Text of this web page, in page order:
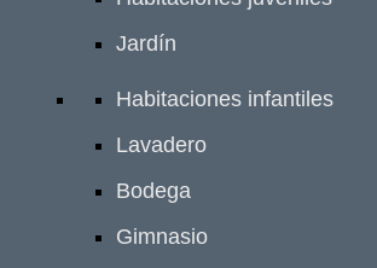
Jardín
Habitaciones infantiles
Lavadero
Bodega
Gimnasio